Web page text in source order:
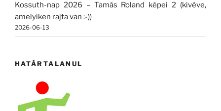
Kossuth-nap 2026 – Tamás Roland képei 2 (kivéve,
amelyiken rajta van :-))
2026-06-13
HATÁRTALANUL